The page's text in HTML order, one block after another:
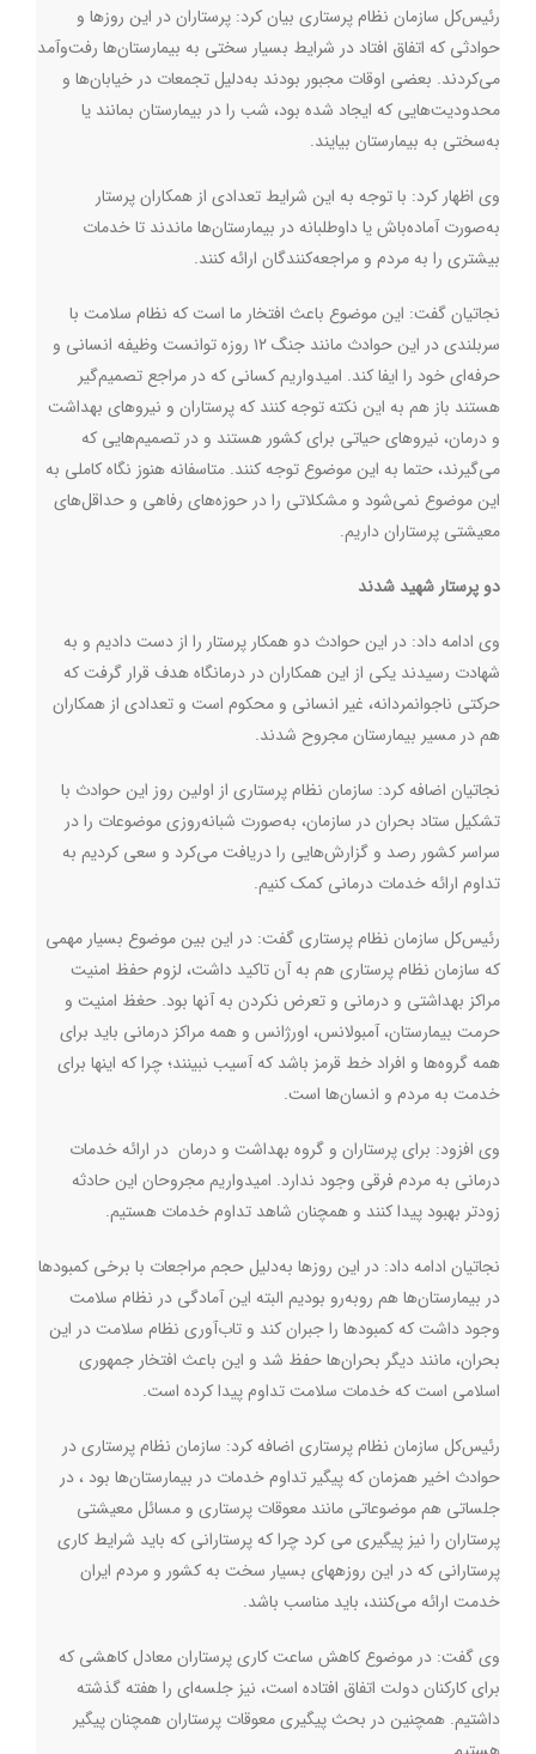
رئیس‌کل سازمان نظام پرستاری بیان کرد:‌ پرستاران در این روزها و
حوادثی که اتفاق افتاد در شرایط بسیار سختی به بیمارستان‌ها رفت‌وآمد
می‌کردند. بعضی اوقات مجبور بودند به‌دلیل تجمعات در خیابان‌ها و
محدودیت‌هایی که ایجاد شده بود، شب را در بیمارستان بمانند یا
به‌سختی به بیمارستان بیایند.
وی اظهار کرد: با توجه به این شرایط تعدادی از همکاران پرستار
به‌صورت آماده‌باش یا داوطلبانه در بیمارستان‌ها ماندند تا خدمات
بیشتری را به مردم و مراجعه‌کنندگان ارائه کنند.
نجاتیان گفت:‌ این موضوع باعث افتخار ما است که نظام سلامت با
سربلندی در این حوادث مانند جنگ ۱۲ روزه توانست وظیفه انسانی و
حرفه‌ای خود را ایفا کند. امیدواریم کسانی که در مراجع تصمیم‌گیر
هستند باز هم به این نکته توجه کنند که پرستاران و نیروهای بهداشت
و درمان، نیروهای حیاتی برای کشور هستند و در تصمیم‌هایی که
می‌گیرند، حتما به این موضوع توجه کنند. متاسفانه هنوز نگاه کاملی به
این موضوع نمی‌شود و مشکلاتی را در حوزه‌های رفاهی و حداقل‌های
معیشتی پرستاران داریم.
دو پرستار شهید شدند
وی ادامه داد: در این حوادث دو همکار پرستار را از دست دادیم و به
شهادت رسیدند یکی از این همکاران در درمانگاه هدف قرار گرفت که
حرکتی ناجوانمردانه، غیر انسانی و محکوم است و تعدادی از همکاران
هم در مسیر بیمارستان مجروح شدند.
نجاتیان اضافه کرد: سازمان نظام پرستاری از اولین روز این حوادث با
تشکیل ستاد بحران در سازمان، به‌صورت شبانه‌روزی موضوعات را در
سراسر کشور رصد و گزارش‌هایی را دریافت می‌کرد و سعی کردیم به
تداوم ارائه خدمات درمانی کمک کنیم.
رئیس‌کل سازمان نظام پرستاری گفت: در این بین موضوع بسیار مهمی
که سازمان نظام پرستاری هم به آن تاکید داشت، لزوم حفظ امنیت
مراکز بهداشتی و درمانی و تعرض نکردن به آنها بود. حغظ امنیت و
حرمت بیمارستان، آمبولانس، اورژانس و همه مراکز درمانی باید برای
همه گروه‌ها و افراد خط قرمز باشد که آسیب نبینند؛ چرا که اینها برای
خدمت به مردم و انسان‌ها است.
وی افزود:‌ برای پرستاران و گروه بهداشت و درمان در ارائه خدمات
درمانی به مردم فرقی وجود ندارد. امیدواریم مجروحان این حادثه
زودتر بهبود پیدا کنند و همچنان شاهد تداوم خدمات هستیم.
نجاتیان ادامه داد:‌ در این روزها به‌دلیل حجم مراجعات با برخی کمبودها
در بیمارستان‌ها هم روبه‌رو بودیم البته این آمادگی در نظام سلامت
وجود داشت که کمبودها را جبران کند و تاب‌آوری نظام سلامت در این
بحران، مانند دیگر بحران‌ها حفظ شد و این باعث افتخار جمهوری
اسلامی است که خدمات سلامت تداوم پیدا کرده است.
رئیس‌کل سازمان نظام پرستاری اضافه کرد: سازمان نظام پرستاری در
حوادث اخیر همزمان که پیگیر تداوم خدمات در بیمارستان‌ها بود ، در
جلساتی هم موضوعاتی مانند معوقات پرستاری و مسائل معیشتی
پرستاران را نیز پیگیری می کرد چرا که پرستارانی که باید شرایط کاری
پرستارانی که در این روزههای بسیار سخت به کشور و مردم ایران
خدمت ارائه می‌کنند، باید مناسب باشد.
وی گفت: در موضوع کاهش ساعت کاری پرستاران معادل کاهشی که
برای کارکنان دولت اتفاق افتاده است، نیز جلسه‌ای را هفته گذشته
داشتیم. همچنین در بحث پیگیری معوقات پرستاران همچنان پیگیر